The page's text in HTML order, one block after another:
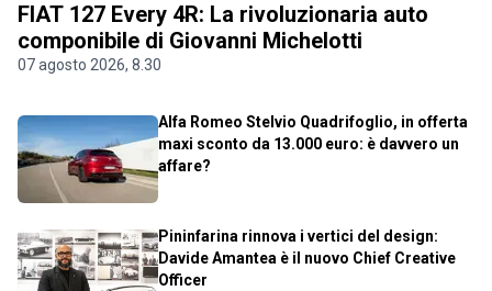
FIAT 127 Every 4R: La rivoluzionaria auto
componibile di Giovanni Michelotti
07 agosto 2026, 8.30
Alfa Romeo Stelvio Quadrifoglio, in offerta
maxi sconto da 13.000 euro: è davvero un
affare?
Pininfarina rinnova i vertici del design:
Davide Amantea è il nuovo Chief Creative
Officer